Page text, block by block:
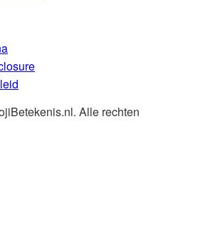
Alle rechten